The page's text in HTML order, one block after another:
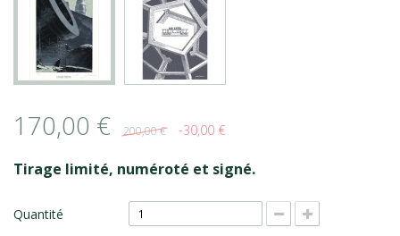
170,00 € 200,00 € -30,00 €
Tirage limité, numéroté et signé.
Quantité